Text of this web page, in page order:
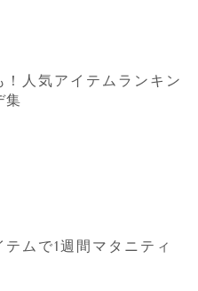
！人気アイテムランキン
集
テムで1週間マタニティ